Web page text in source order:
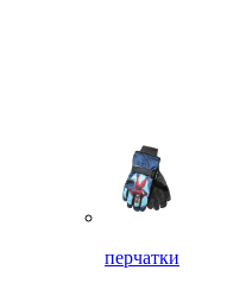
перчатки